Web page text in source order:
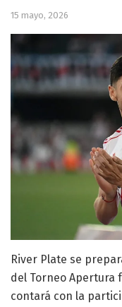
15 mayo, 2026
River Plate se
del Torneo Apertura
contará con la